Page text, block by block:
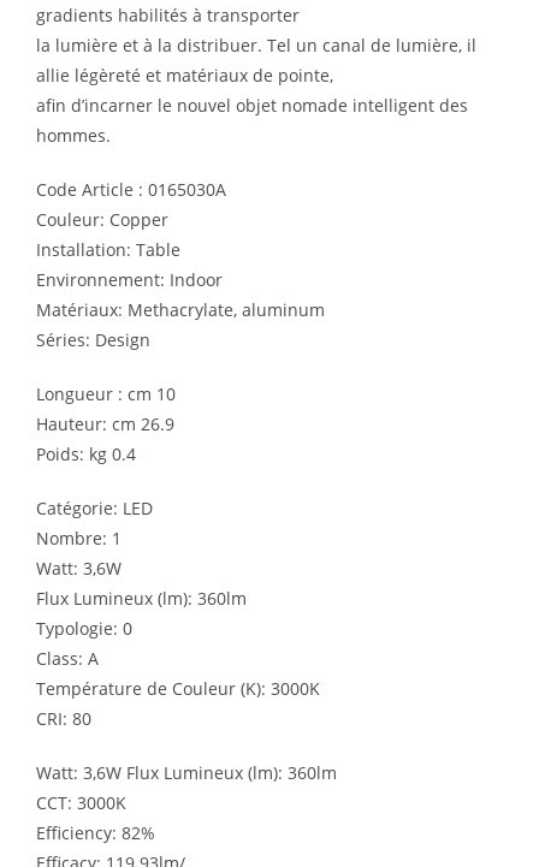
gradients habilités à transporter
la lumière et à la distribuer. Tel un canal de lumière, il
allie légèreté et matériaux de pointe,
afin d’incarner le nouvel objet nomade intelligent des
hommes.
Code Article : 0165030A
Couleur: Copper
Installation: Table
Environnement: Indoor
Matériaux: Methacrylate, aluminum
Séries: Design
Longueur : cm 10
Hauteur: cm 26.9
Poids: kg 0.4
Catégorie: LED
Nombre: 1
Watt: 3,6W
Flux Lumineux (lm): 360lm
Typologie: 0
Class: A
Température de Couleur (K): 3000K
CRI: 80
Watt: 3,6W Flux Lumineux (lm): 360lm
CCT: 3000K
Efficiency: 82%